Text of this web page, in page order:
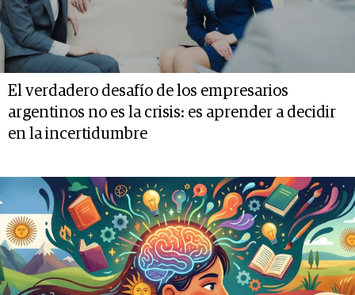
El verdadero desafío de los empresarios
argentinos no es la crisis: es aprender a decidir
en la incertidumbre